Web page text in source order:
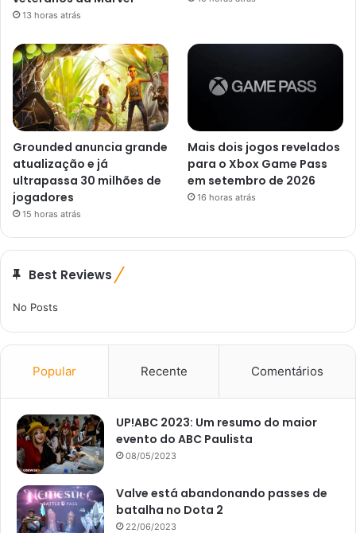
13 horas atrás
Grounded anuncia grande
atualização e já
ultrapassa 30 milhões de
jogadores
15 horas atrás
Mais dois jogos revelados
para o Xbox Game Pass
em setembro de 2026
16 horas atrás
Best Reviews
No Posts
Popular Recente Comentários
UP!ABC 2023: Um resumo do maior
evento do ABC Paulista
08/05/2023
Valve está abandonando passes de
batalha no Dota 2
22/06/2023